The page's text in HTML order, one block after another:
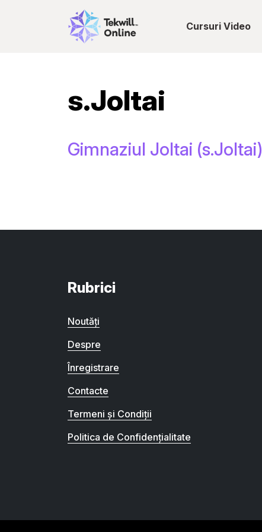
Cursuri Video
s.Joltai
Gimnaziul Joltai (s.Joltai)
Rubrici
Noutăți
Despre
Înregistrare
Contacte
Termeni și Condiții
Politica de Confidențialitate